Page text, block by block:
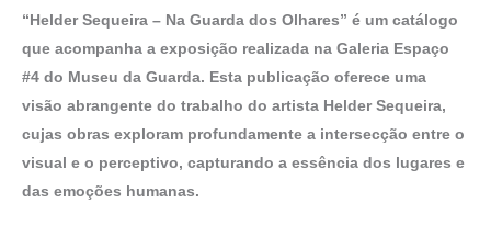
“Helder Sequeira – Na Guarda dos Olhares” é um catálogo
que acompanha a exposição realizada na Galeria Espaço
#4 do Museu da Guarda. Esta publicação oferece uma
visão abrangente do trabalho do artista Helder Sequeira,
cujas obras exploram profundamente a intersecção entre o
visual e o perceptivo, capturando a essência dos lugares e
das emoções humanas.